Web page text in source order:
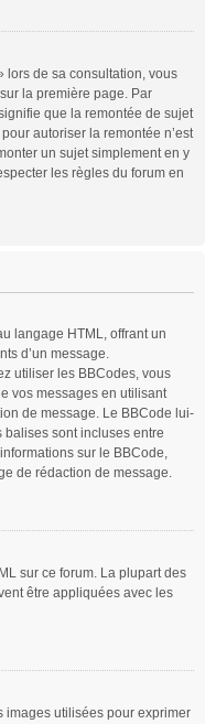
lors de sa consultation, vous
la première page. Par
que la remontée de sujet
autoriser la remontée n’est
un sujet simplement en y
les règles du forum en
langage HTML, offrant un
d’un message.
utiliser les BBCodes, vous
vos messages en utilisant
de message. Le BBCode lui-
balises sont incluses entre
sur le BBCode,
de rédaction de message.
sur ce forum. La plupart des
être appliquées avec les
images utilisées pour exprimer